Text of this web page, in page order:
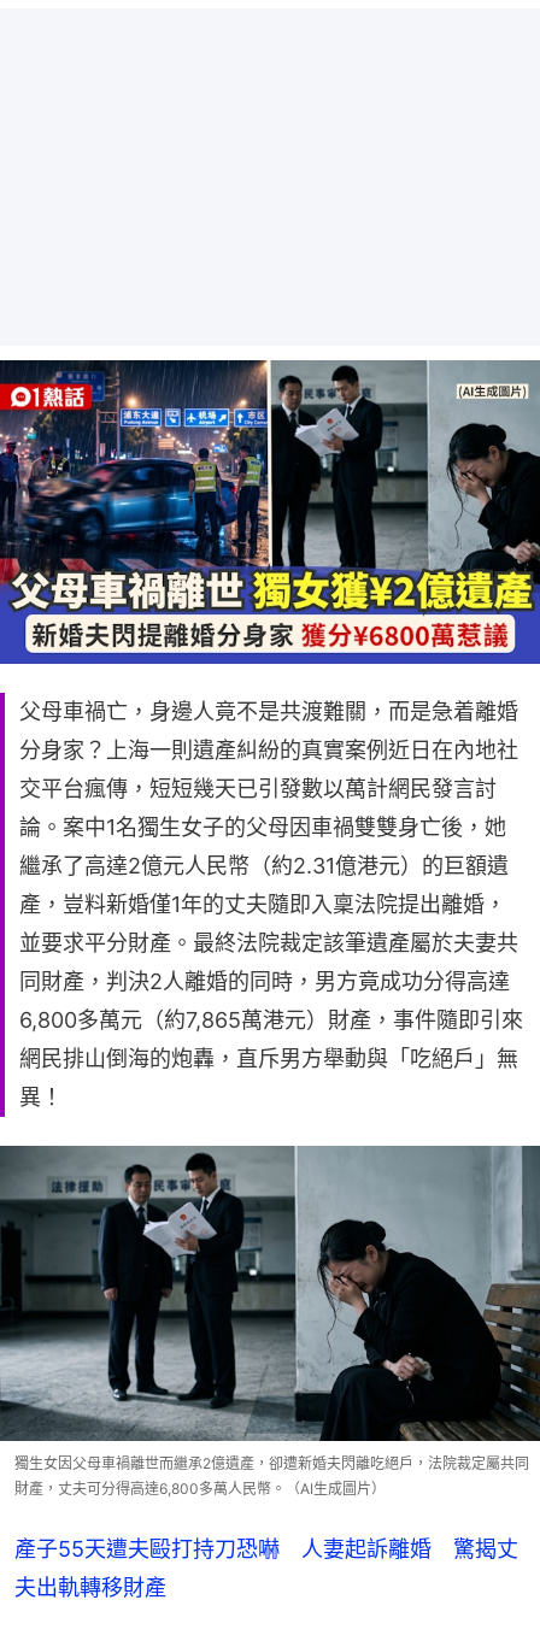
父母車禍亡，身邊人竟不是共渡難關，而是急着離婚
分身家？上海一則遺產糾紛的真實案例近日在內地社
交平台瘋傳，短短幾天已引發數以萬計網民發言討
論。案中1名獨生女子的父母因車禍雙雙身亡後，她
繼承了高達2億元人民幣（約2.31億港元）的巨額遺
產，豈料新婚僅1年的丈夫隨即入稟法院提出離婚，
並要求平分財產。最終法院裁定該筆遺產屬於夫妻共
同財產，判決2人離婚的同時，男方竟成功分得高達
6,800多萬元（約7,865萬港元）財產，事件隨即引來
網民排山倒海的炮轟，直斥男方舉動與「吃絕戶」無
異！
獨生女因父母車禍離世而繼承2億遺產，卻遭新婚夫閃離吃絕戶，法院裁定屬共同
財產，丈夫可分得高達6,800多萬人民幣。（AI生成圖片）
產子55天遭夫毆打持刀恐嚇 人妻起訴離婚 驚揭丈
夫出軌轉移財產